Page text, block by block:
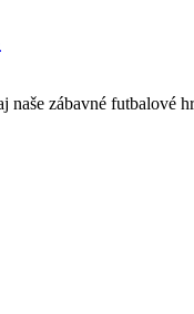
zábavné futbalové